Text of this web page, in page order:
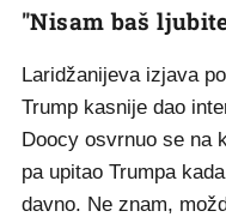
"Nisam baš
Laridžanijeva izjava
Trump kasnije dao
Doocy osvrnuo se na
pa upitao Trumpa
davno. Ne znam,